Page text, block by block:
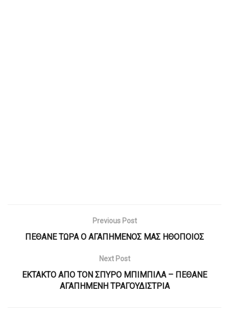
Previous Post
ΠΕΘΑΝΕ ΤΩΡΑ Ο ΑΓΑΠΗΜΕΝΟΣ ΜΑΣ ΗΘΟΠΟΙΟΣ
Next Post
ΕΚΤΑΚΤΟ ΑΠΟ ΤΟΝ ΣΠΥΡΟ ΜΠΙΜΠΙΛΑ – ΠΕΘΑΝΕ
ΑΓΑΠΗΜΕΝΗ ΤΡΑΓΟΥΔΙΣΤΡΙΑ